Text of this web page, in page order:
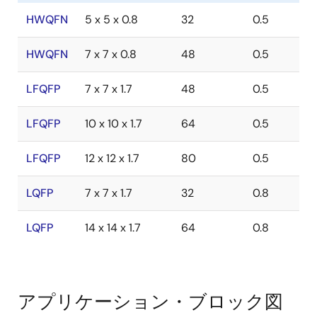
HWQFN 5 x 5 x 0.8 32 0.5
HWQFN 7 x 7 x 0.8 48 0.5
LFQFP 7 x 7 x 1.7 48 0.5
LFQFP 10 x 10 x 1.7 64 0.5
LFQFP 12 x 12 x 1.7 80 0.5
LQFP 7 x 7 x 1.7 32 0.8
LQFP 14 x 14 x 1.7 64 0.8
アプリケーション・ブロック図